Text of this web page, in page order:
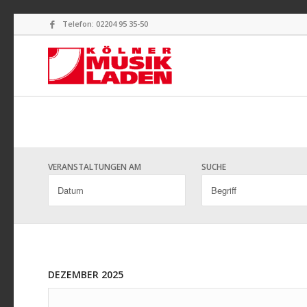
Telefon: 02204 95 35-50
VERANSTALTUNGEN AM SUCHE
DEZEMBER 2025